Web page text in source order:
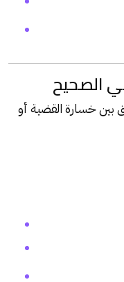
الصحيح
بين خسارة القضية أو